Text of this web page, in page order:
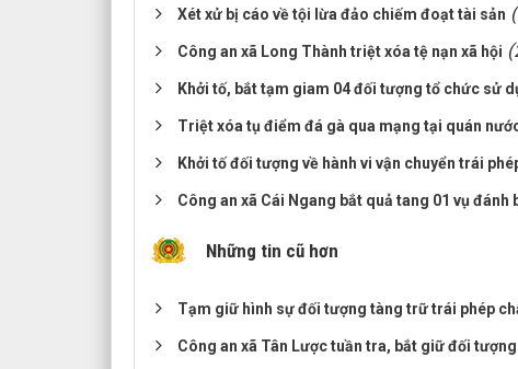
Xét xử bị cáo về tội lừa đảo chiếm đoạt tài sản
Công an xã Long Thành triệt xóa tệ nạn xã hội
Khởi tố, bắt tạm giam 04 đối tượng tổ chức sử
Triệt xóa tụ điểm đá gà qua mạng tại quán
Khởi tố đối tượng về hành vi vận chuyển trái
Công an xã Cái Ngang bắt quả tang 01 vụ đánh
Những tin cũ hơn
Tạm giữ hình sự đối tượng tàng trữ trái phép
Công an xã Tân Lược tuần tra, bắt giữ đối